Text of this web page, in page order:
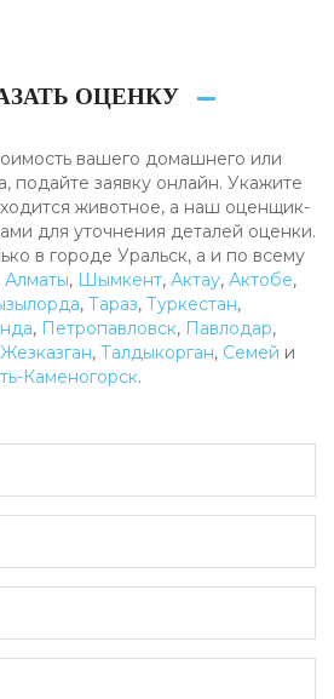
ОЦЕНКУ
вашего домашнего или
подайте заявку онлайн. Укажите
животное, а наш оценщик-
для уточнения деталей оценки.
в городе Уральск, а и по всему
Алматы, Шымкент, Актау, Актобе,
, Тараз, Туркестан,
, Петропавловск, Павлодар,
Жезказган, Талдыкорган, Семей и
Каменогорск.